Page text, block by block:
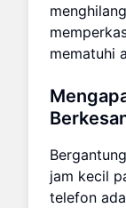
mematuhi
jam kecil
telefon